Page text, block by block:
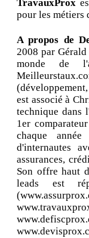
TravauxProx
pour les métiers
A propos de
2008 par
monde de
est associé à
technique dans
1er
chaque
d'internautes
assurances,
Son offre haut
leads est